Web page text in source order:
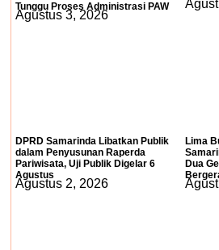
Tunggu Proses Administrasi PAW
Agustus 3, 2026
DPRD Samarinda Libatkan Publik
dalam Penyusunan Raperda
Pariwisata, Uji Publik Digelar 6
Agustus
Agustus 2, 2026
Lima
Dua